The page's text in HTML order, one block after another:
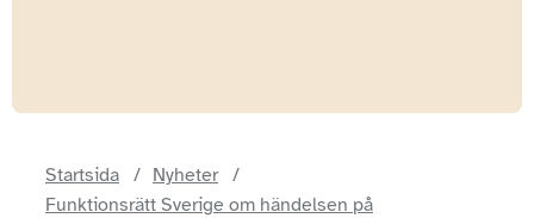
Startsida
Nyheter
Funktionsrätt Sverige om händelsen på